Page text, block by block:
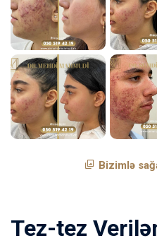
Bizimlə
Tez-tez